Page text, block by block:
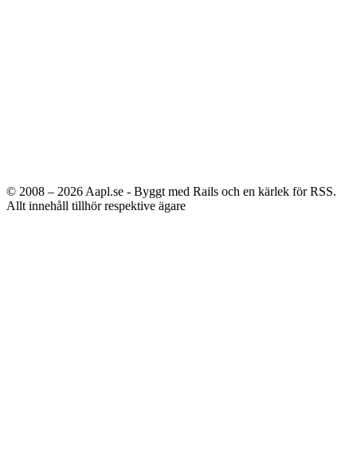
© 2008 – 2026 Aapl.se - Byggt med Rails och en kärlek för RSS.
Allt innehåll tillhör respektive ägare